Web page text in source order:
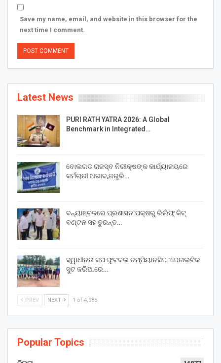
Save my name, email, and website in this browser for the
next time I comment.
Latest News
PURI RATH YATRA 2026: A Global
Benchmark in Integrated…
ବୋଲଗଡ ରାଜସ୍ବ ନିରୀକ୍ଷଙ୍କ କାର୍ଯ୍ୟାଳୟରେ
କର୍ମଚାରୀ ଅଭାବ,ଜରୁରି…
ବନ୍ୟାଞ୍ଚଳରେ ପ୍ରଶାସନ:ପକ୍ଷରୁ ରିଲିଫ୍ କିଟ୍
ବଣ୍ଟନ ସହ ତୁରନ୍ତ…
ସ୍ୱାଧୀନତା କପ ଫୁଟବଲ ଚମ୍ପିୟାନସିପ :ପେନାଲଟିକ
ସୁଟ ଜରିଆରେ…
PREV NEXT 1 of 4,985
Popular Topics